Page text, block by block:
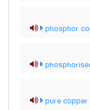
phosphor
pure copper